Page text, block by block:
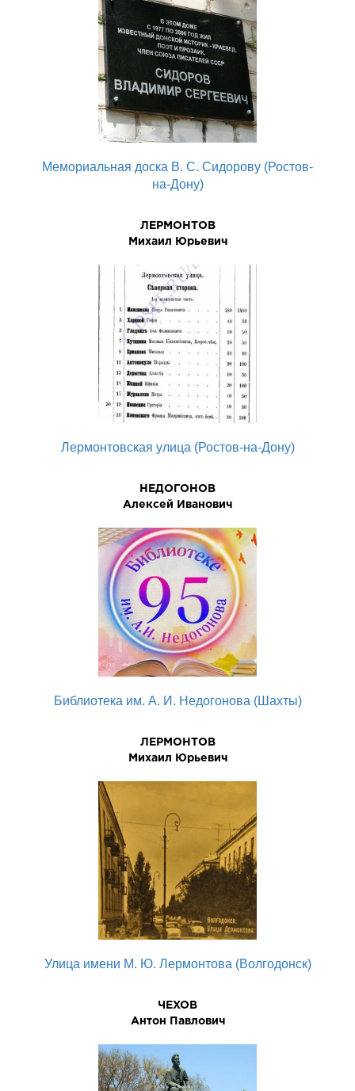
Мемориальная доска В. С. Сидорову (Ростов-
на-Дону)
ЛЕРМОHТОВ
Михаил Юpьевич
Лермонтовская улица (Ростов-на-Дону)
НЕДОГОНОВ
Алексей Иванович
Библиотека им. А. И. Недогонова (Шахты)
ЛЕРМОHТОВ
Михаил Юpьевич
Улица имени М. Ю. Лермонтова (Волгодонск)
ЧЕХОВ
Антон Павлович